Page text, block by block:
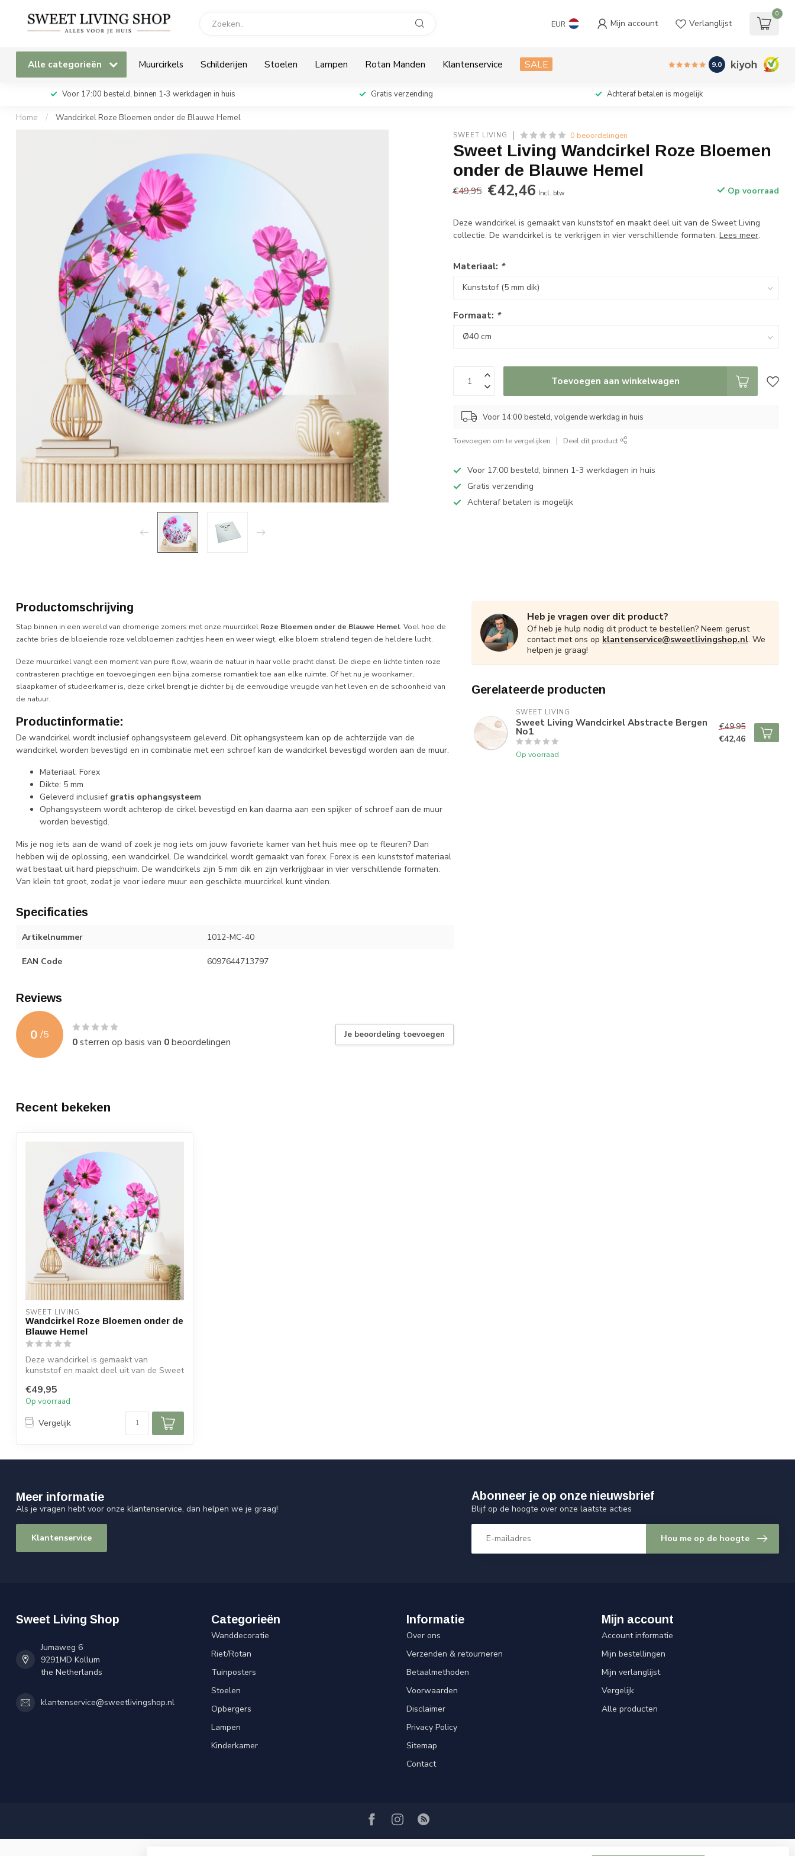
EUR Mijn account Verlanglijst
0
Alle categorieën Muurcirkels Schilderijen Stoelen Lampen Rotan Manden Klantenservice SALE 9.0
Voor 17:00 besteld, binnen 1-3 werkdagen in huis Gratis verzending Achteraf betalen is mogelijk
Home / Wandcirkel Roze Bloemen onder de Blauwe Hemel
SWEET LIVING 0 beoordelingen
Sweet Living Wandcirkel Roze Bloemen
onder de Blauwe Hemel
€49,95 €42,46 Incl. btw Op voorraad
Deze wandcirkel is gemaakt van kunststof en maakt deel uit van de Sweet Living
collectie. De wandcirkel is te verkrijgen in vier verschillende formaten.Lees meer.
Materiaal: *
Formaat: *
Toevoegen aan winkelwagen
Voor 14:00 besteld, volgende werkdag in huis
Toevoegen om te vergelijken Deel dit product
Voor 17:00 besteld, binnen 1-3 werkdagen in huis
Gratis verzending
Achteraf betalen is mogelijk
Productomschrijving
Stap binnen in een wereld van dromerige zomers met onze muurcirkel Roze Bloemen onder de Blauwe Hemel. Voel hoe de
zachte bries de bloeiende roze veldbloemen zachtjes heen en weer wiegt, elke bloem stralend tegen de heldere lucht.
Deze muurcirkel vangt een moment van pure flow, waarin de natuur in haar volle pracht danst. De diepe en lichte tinten roze
contrasteren prachtige en toevoegingen een bijna zomerse romantiek toe aan elke ruimte. Of het nu je woonkamer,
slaapkamer of studeerkamer is, deze cirkel brengt je dichter bij de eenvoudige vreugde van het leven en de schoonheid van
de natuur.
Productinformatie:
De wandcirkel wordt inclusief ophangsysteem geleverd. Dit ophangsysteem kan op de achterzijde van de
wandcirkel worden bevestigd en in combinatie met een schroef kan de wandcirkel bevestigd worden aan de muur.
Materiaal: Forex
Dikte: 5 mm
Geleverd inclusief gratis ophangsysteem
Ophangsysteem wordt achterop de cirkel bevestigd en kan daarna aan een spijker of schroef aan de muur
worden bevestigd.
Mis je nog iets aan de wand of zoek je nog iets om jouw favoriete kamer van het huis mee op te fleuren? Dan
hebben wij de oplossing, een wandcirkel. De wandcirkel wordt gemaakt van forex. Forex is een kunststof materiaal
wat bestaat uit hard piepschuim. De wandcirkels zijn 5 mm dik en zijn verkrijgbaar in vier verschillende formaten.
Van klein tot groot, zodat je voor iedere muur een geschikte muurcirkel kunt vinden.
Specificaties
Artikelnummer 1012-MC-40
EAN Code 6097644713797
Reviews
0 /5
0sterren op basis van 0beoordelingen
Je beoordeling toevoegen
Heb je vragen over dit product?
Of heb je hulp nodig dit product te bestellen? Neem gerust
contact met ons op klantenservice@sweetlivingshop.nl. We
helpen je graag!
Gerelateerde producten
SWEET LIVING
Sweet Living Wandcirkel Abstracte Bergen
No1
Op voorraad
€49,95
€42,46
Recent bekeken
SWEET LIVING
Wandcirkel Roze Bloemen onder de
Blauwe Hemel
Deze wandcirkel is gemaakt van
kunststof en maakt deel uit van de Sweet
€49,95
Op voorraad
Vergelijk
Meer informatie
Als je vragen hebt voor onze klantenservice, dan helpen we je graag!
Klantenservice
Abonneer je op onze nieuwsbrief
Blijf op de hoogte over onze laatste acties
Hou me op de hoogte
Sweet Living Shop
Jumaweg 6
9291MD Kollum
the Netherlands
klantenservice@sweetlivingshop.nl
Categorieën
Wanddecoratie
Riet/Rotan
Tuinposters
Stoelen
Opbergers
Lampen
Kinderkamer
Informatie
Over ons
Verzenden & retourneren
Betaalmethoden
Voorwaarden
Disclaimer
Privacy Policy
Sitemap
Contact
Mijn account
Account informatie
Mijn bestellingen
Mijn verlanglijst
Vergelijk
Alle producten